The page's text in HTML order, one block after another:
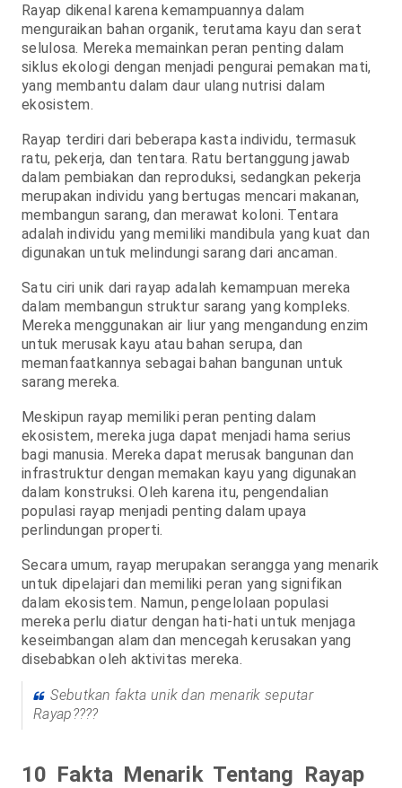
Rayap dikenal karena kemampuannya dalam
menguraikan bahan organik, terutama kayu dan serat
selulosa. Mereka memainkan peran penting dalam
siklus ekologi dengan menjadi pengurai pemakan mati,
yang membantu dalam daur ulang nutrisi dalam
ekosistem.
Rayap terdiri dari beberapa kasta individu, termasuk
ratu, pekerja, dan tentara. Ratu bertanggung jawab
dalam pembiakan dan reproduksi, sedangkan pekerja
merupakan individu yang bertugas mencari makanan,
membangun sarang, dan merawat koloni. Tentara
adalah individu yang memiliki mandibula yang kuat dan
digunakan untuk melindungi sarang dari ancaman.
Satu ciri unik dari rayap adalah kemampuan mereka
dalam membangun struktur sarang yang kompleks.
Mereka menggunakan air liur yang mengandung enzim
untuk merusak kayu atau bahan serupa, dan
memanfaatkannya sebagai bahan bangunan untuk
sarang mereka.
Meskipun rayap memiliki peran penting dalam
ekosistem, mereka juga dapat menjadi hama serius
bagi manusia. Mereka dapat merusak bangunan dan
infrastruktur dengan memakan kayu yang digunakan
dalam konstruksi. Oleh karena itu, pengendalian
populasi rayap menjadi penting dalam upaya
perlindungan properti.
Secara umum, rayap merupakan serangga yang menarik
untuk dipelajari dan memiliki peran yang signifikan
dalam ekosistem. Namun, pengelolaan populasi
mereka perlu diatur dengan hati-hati untuk menjaga
keseimbangan alam dan mencegah kerusakan yang
disebabkan oleh aktivitas mereka.
Sebutkan fakta unik dan menarik seputar
Rayap????
10 Fakta Menarik Tentang Rayap